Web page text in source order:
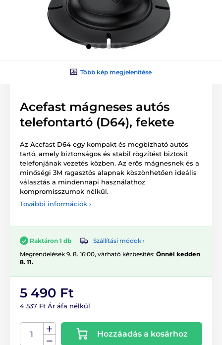
Több kép megjelenítése
Acefast mágneses autós
telefontartó (D64), fekete
Az Acefast D64 egy kompakt és megbízható autós
tartó, amely biztonságos és stabil rögzítést biztosít
telefonjának vezetés közben. Az erős mágnesnek és a
minőségi 3M ragasztós alapnak köszönhetően ideális
választás a mindennapi használathoz
kompromisszumok nélkül.
További információk ›
Raktáron 1 db
Szállítási módok ›
Megrendelések 9. 8. 16:00, várható kézbesítés: Önnél kedden
8. 11.
5 490 Ft
4 537 Ft Ár áfa nélkül
Hozzáadás a kosárhoz